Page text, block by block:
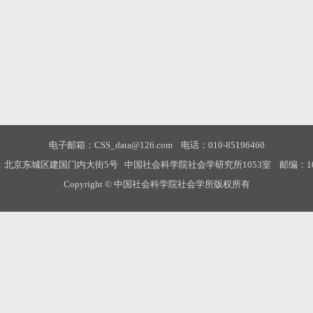
电子邮箱：CSS_data@126.com 电话：010-85196460
北京东城区建国门内大街5号 中国社会科学院社会学研究所1053室 邮编：
Copyright © 中国社会科学院社会学所版权所有